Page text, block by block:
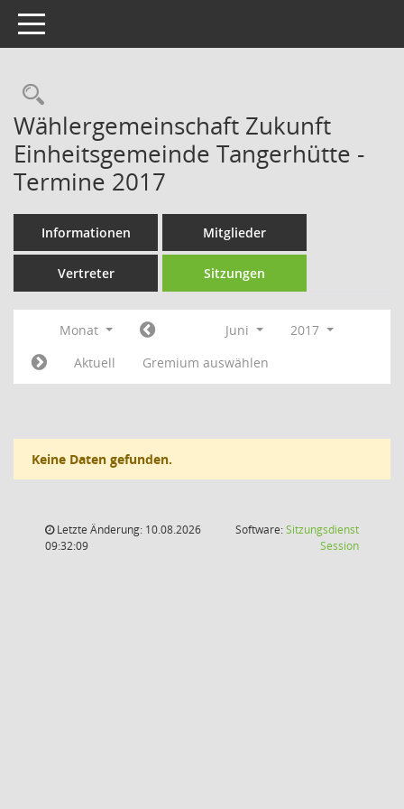
Toggle navigation
Rechercheauswahl
Wählergemeinschaft Zukunft
Einheitsgemeinde Tangerhütte -
Termine 2017
Informationen Mitglieder
Vertreter Sitzungen
Monat Juni
2017
Aktuell
Gremium auswählen
Keine Daten gefunden.
Letzte Änderung: 10.08.2026
09:32:09
Software:Sitzungsdienst
Session(Wird in